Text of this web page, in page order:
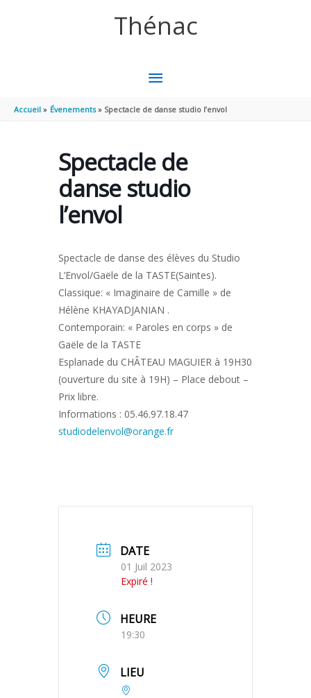
Thénac
MENU
PRINCIPAL
Accueil Évenements Spectacle de danse studio l’envol
Spectacle de
danse studio
l’envol
Spectacle de danse des élèves du Studio
L’Envol/Gaële de la TASTE(Saintes).
Classique: « Imaginaire de Camille » de
Hélène KHAYADJANIAN .
Contemporain: « Paroles en corps » de
Gaële de la TASTE
Esplanade du CHÂTEAU MAGUIER à 19H30
(ouverture du site à 19H) – Place debout –
Prix libre.
Informations : 05.46.97.18.47
studiodelenvol@orange.fr
DATE
01 Juil 2023
Expiré !
HEURE
19:30
LIEU